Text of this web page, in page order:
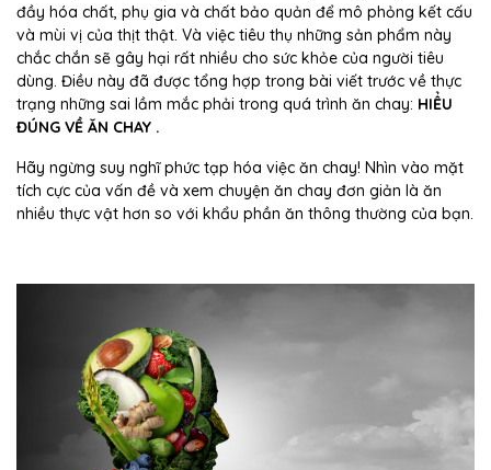
đầy hóa chất, phụ gia và chất bảo quản để mô phỏng kết cấu
và mùi vị của thịt thật. Và việc tiêu thụ những sản phẩm này
chắc chắn sẽ gây hại rất nhiều cho sức khỏe của người tiêu
dùng. Điều này đã được tổng hợp trong bài viết trước về thực
trạng những sai lầm mắc phải trong quá trình ăn chay: HIỂU
ĐÚNG VỀ ĂN CHAY .
Hãy ngừng suy nghĩ phức tạp hóa việc ăn chay! Nhìn vào mặt
tích cực của vấn đề và xem chuyện ăn chay đơn giản là ăn
nhiều thực vật hơn so với khẩu phần ăn thông thường của bạn.